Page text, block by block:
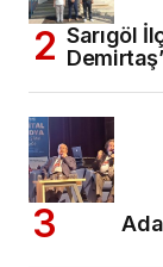
Sarıgöl